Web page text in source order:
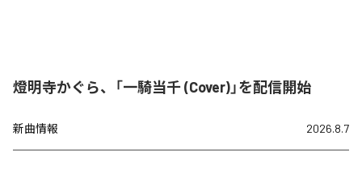
燈明寺かぐら、「一騎当千 (Cover)」を配信開始
新曲情報 2026.8.7